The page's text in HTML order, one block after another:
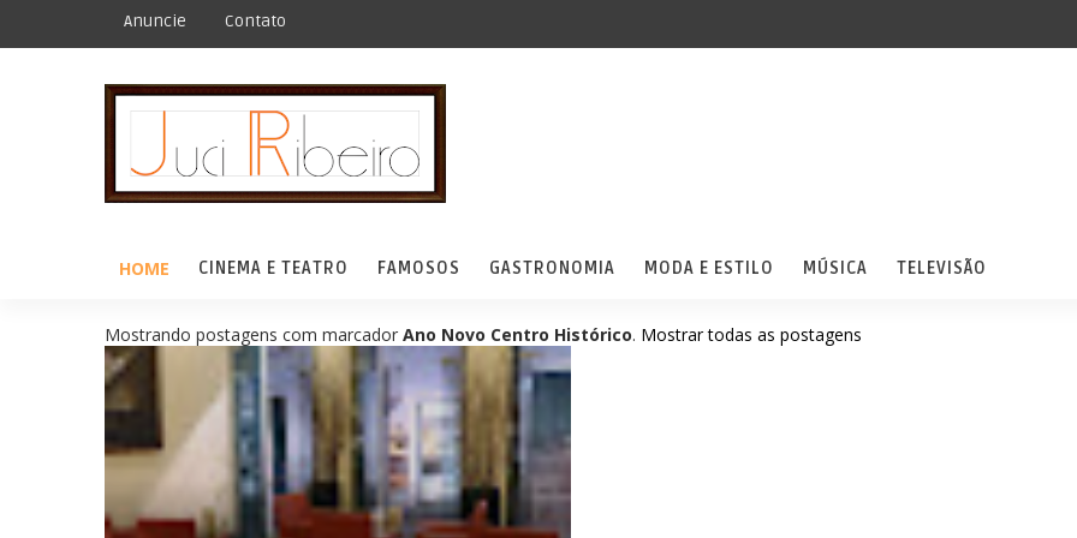
Anuncie Contato
HOME CINEMA E TEATRO FAMOSOS GASTRONOMIA MODA E ESTILO MÚSICA TELEVISÃO
Mostrando postagens com marcador Ano Novo Centro Histórico. Mostrar todas as postagens